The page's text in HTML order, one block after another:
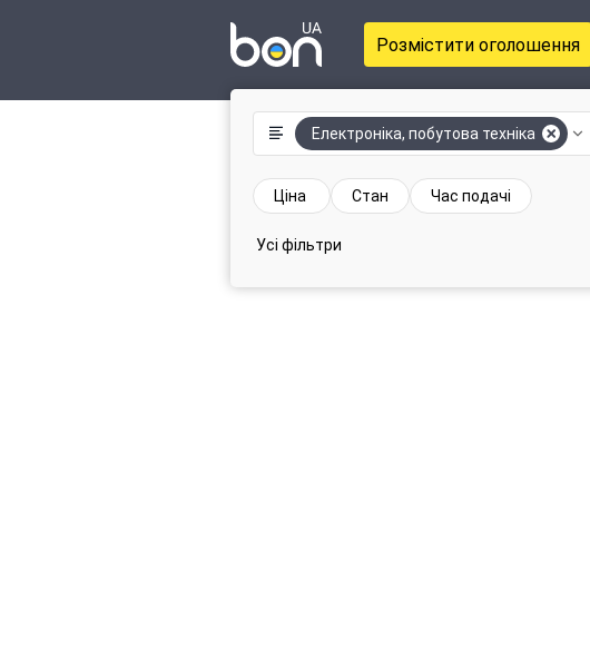
Розмістити оголошення
Електроніка, побутова техніка
Ціна Стан Час подачі
Усі фільтри